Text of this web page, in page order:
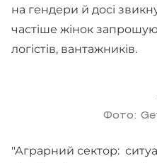
на гендери й досі
частіше жінок
логістів, вантажників.
Фото:
"Аграрний сектор: